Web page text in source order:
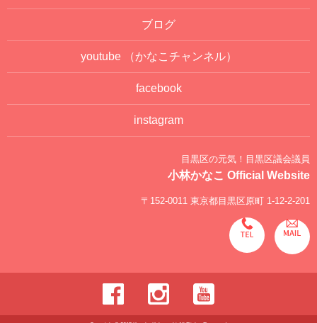
ブログ
youtube （かなこチャンネル）
facebook
instagram
目黒区の元気！目黒区議会議員
小林かなこ Official Website
〒152-0011 東京都目黒区原町 1-12-2-201